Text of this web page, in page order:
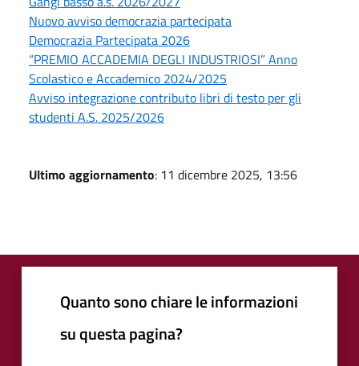
Nuovo avviso democrazia partecipata
Democrazia Partecipata 2026
“PREMIO ACCADEMIA DEGLI INDUSTRIOSI” Anno
Scolastico e Accademico 2024/2025
Avviso integrazione contributo libri di testo per gli
studenti A.S. 2025/2026
Ultimo aggiornamento: 11 dicembre 2025, 13:56
Quanto sono chiare le informazioni
su questa pagina?